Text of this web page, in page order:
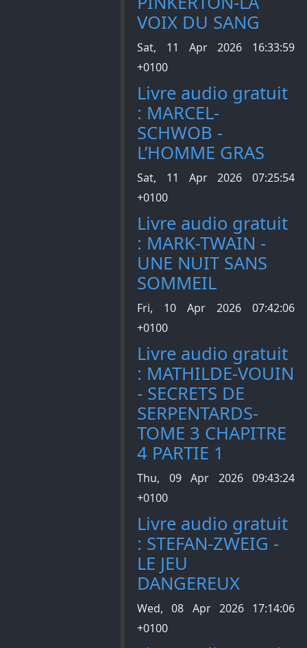
VOIX DU SANG
Sat, 11 Apr 2026 16:33:59
+0100
Livre audio gratuit
: MARCEL-
SCHWOB -
L’HOMME GRAS
Sat, 11 Apr 2026 07:25:54
+0100
Livre audio gratuit
: MARK-TWAIN -
UNE NUIT SANS
SOMMEIL
Fri, 10 Apr 2026 07:42:06
+0100
Livre audio gratuit
: MATHILDE-VOUIN
- SECRETS DE
SERPENTARDS-
TOME 3 CHAPITRE
4 PARTIE 1
Thu, 09 Apr 2026 09:43:24
+0100
Livre audio gratuit
: STEFAN-ZWEIG -
LE JEU
DANGEREUX
Wed, 08 Apr 2026 17:14:06
+0100